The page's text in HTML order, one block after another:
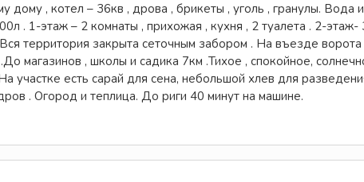
дому , котел – 36кв , дрова , брикеты , уголь , гранулы. Вода и
. 1-этаж – 2 комнаты , прихожая , кухня , 2 туалета . 2-этаж-
территория закрыта сеточным забором . На въезде ворота
магазинов , школы и садика 7км .Тихое , спокойное,
участке есть сарай для сена, небольшой хлев для
. Огород и теплица. До риги 40 минут на машине.